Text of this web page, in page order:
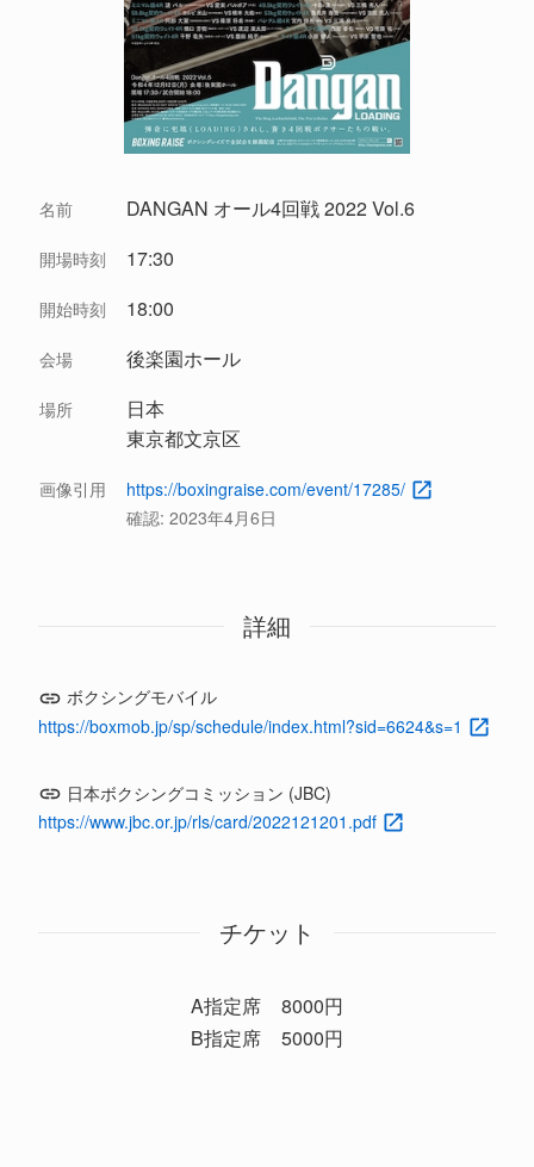
名前 DANGAN オール4回戦 2022 Vol.6
開場時刻 17:30
開始時刻 18:00
会場 後楽園ホール
場所
日本
東京都文京区
画像引用
https://boxingraise.com/event/17285/
確認: 2023年4月6日
詳細
ボクシングモバイル
https://boxmob.jp/sp/schedule/index.html?sid=6624&s=1
日本ボクシングコミッション (JBC)
https://www.jbc.or.jp/rls/card/2022121201.pdf
チケット
A指定席
8000円
B指定席
5000円